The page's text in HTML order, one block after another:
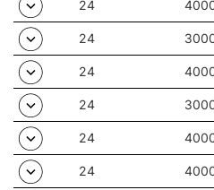
Autres produits de la famille
24
24
24
24
24
24